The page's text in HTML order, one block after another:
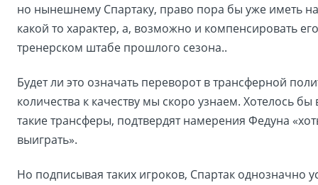
но нынешнему Спартаку, право пора бы уже иметь
какой то характер, а, возможно и компенсировать его
тренерском штабе прошлого сезона..
Будет ли это означать переворот в трансферной
количества к качеству мы скоро узнаем. Хотелось бы
такие трансферы, подтвердят намерения Федуна
выиграть».
Но подписывая таких игроков, Спартак однозначно